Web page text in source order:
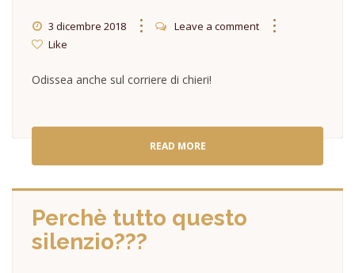
3 dicembre 2018
Leave a comment
Like
Odissea anche sul corriere di chieri!
READ MORE
Perchè tutto questo
silenzio???